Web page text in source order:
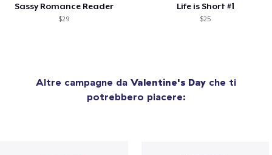
Sassy Romance Reader
$29
Life is Short #1
$25
Altre campagne da Valentine's Day che ti
potrebbero piacere: